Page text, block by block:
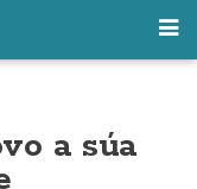
a súa